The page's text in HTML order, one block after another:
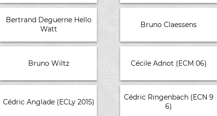
Bertrand Deguerne Hello
Watt
Bruno Claessens
Bruno Wiltz Cécile Adnot (ECM 06)
Cédric Anglade (ECLy 2015)
Cédric Ringenbach (ECN 9
6)